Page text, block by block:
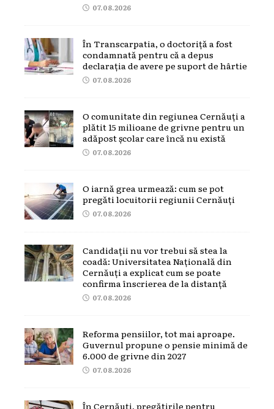
07.08.2026
În Transcarpatia, o doctoriță a fost
condamnată pentru că a depus
declarația de avere pe suport de hârtie
07.08.2026
O comunitate din regiunea Cernăuți a
plătit 15 milioane de grivne pentru un
adăpost școlar care încă nu există
07.08.2026
O iarnă grea urmează: cum se pot
pregăti locuitorii regiunii Cernăuți
07.08.2026
Candidații nu vor trebui să stea la
coadă: Universitatea Națională din
Cernăuți a explicat cum se poate
confirma înscrierea de la distanță
07.08.2026
Reforma pensiilor, tot mai aproape.
Guvernul propune o pensie minimă de
6.000 de grivne din 2027
07.08.2026
În Cernăuți, pregătirile pentru